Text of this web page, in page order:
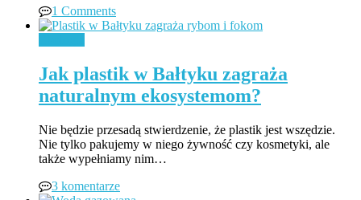
1 Comments
Jak plastik w Bałtyku zagraża
naturalnym ekosystemom?
Nie będzie przesadą stwierdzenie, że plastik jest wszędzie.
Nie tylko pakujemy w niego żywność czy kosmetyki, ale
także wypełniamy nim…
3 komentarze